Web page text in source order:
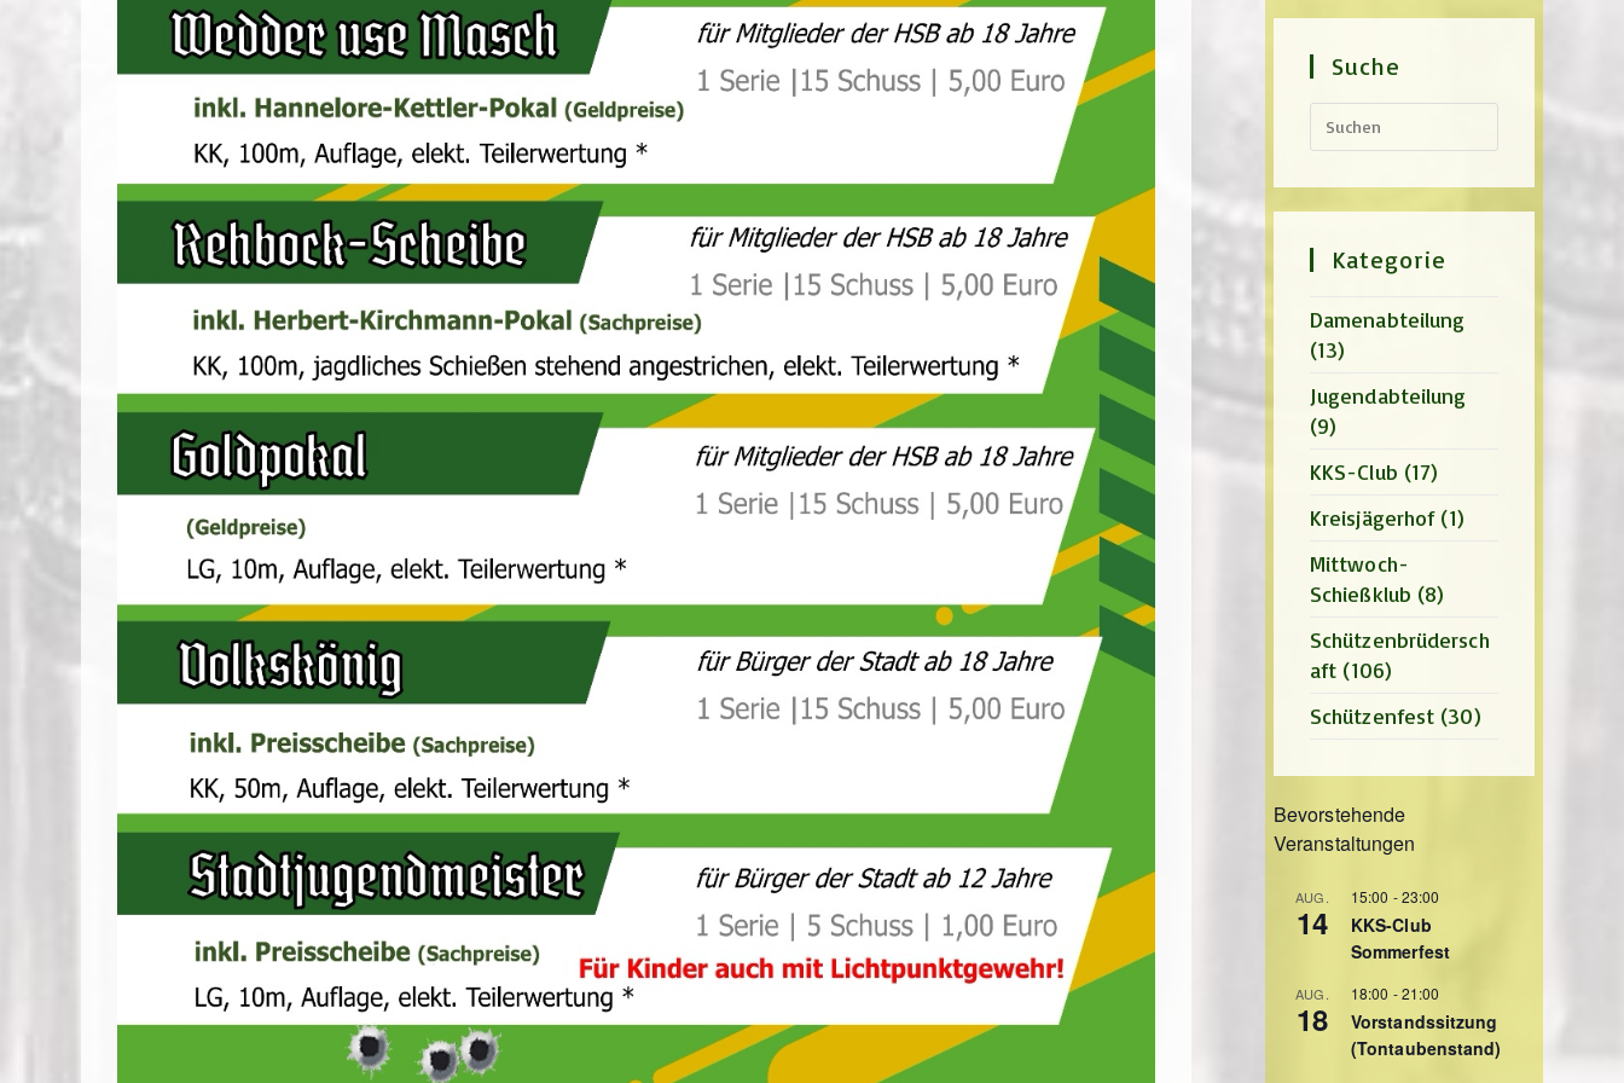
Suche
Kategorie
Damenabteilung
(13)
Jugendabteilung
(9)
KKS-Club (17)
Kreisjägerhof (1)
Mittwoch-
Schießklub (8)
Schützenbrüdersch
aft (106)
Schützenfest (30)
Bevorstehende
Veranstaltungen
AUG.
14
15:00 -23:00
KKS-Club
Sommerfest
AUG.
18
18:00 -21:00
Vorstandssitzung
(Tontaubenstand)